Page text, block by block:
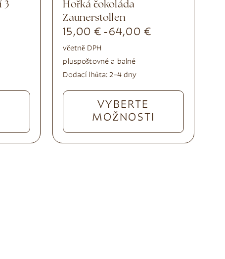
Hořká čokoláda
Zaunerstollen
15,00€ - 64,00 €
včetně DPH
pluspoštovné a balné
Dodací lhůta:2–4 dny
VYBERTE
MOŽNOSTI